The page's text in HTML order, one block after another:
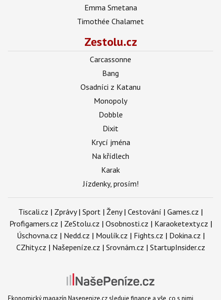
Emma Smetana
Timothée Chalamet
Zestolu.cz
Carcassonne
Bang
Osadníci z Katanu
Monopoly
Dobble
Dixit
Krycí jména
Na křídlech
Karak
Jízdenky, prosím!
Tiscali.cz | Zprávy| Sport | Ženy| Cestování | Games.cz |
Profigamers.cz | ZeStolu.cz | Osobnosti.cz | Karaoketexty.cz |
Úschovna.cz | Nedd.cz | Moulík.cz | Fights.cz | Dokina.cz |
CZhity.cz | Našepeníze.cz | Srovnám.cz | StartupInsider.cz
Ekonomický magazín Nasepenize.cz sleduje finance a vše, co s nimi